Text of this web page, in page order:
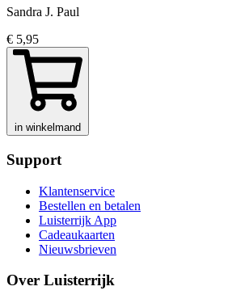
Sandra J. Paul
€ 5,95
in winkelmand
Support
Klantenservice
Bestellen en betalen
Luisterrijk App
Cadeaukaarten
Nieuwsbrieven
Over Luisterrijk